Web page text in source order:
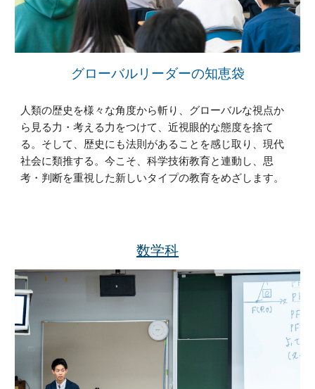
グローバルリーダーの知恵袋
人類の歴史を様々な角度から斬り、グローバルな視点か
ら見る力・考える力をつけて、近視眼的な態度を捨て
る。そして、歴史にも法則があることを感じ取り、現代
社会に類推する。今こそ、科学技術教育と連動し、思
考・判断を重視した新しいタイプの教育をめざします。
数学科